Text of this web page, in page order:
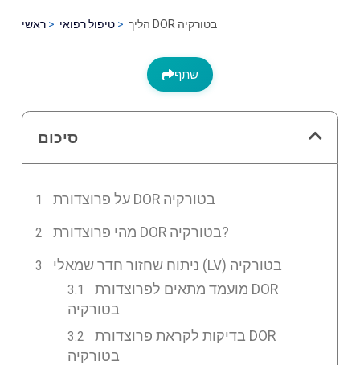
ראשי טיפול רפואי הליך DOR בטורקיה
שתף
סיכום
על פרוצדורת DOR בטורקיה
מהי פרוצדורת DOR בטורקיה?
ניתוח שחזור חדר שמאלי (LV) בטורקיה
מועמד מתאים לפרוצדורת DOR
בטורקיה
בדיקות לקראת פרוצדורת DOR
בטורקיה